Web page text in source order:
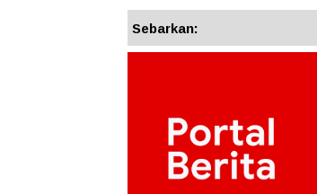
Sebarkan: